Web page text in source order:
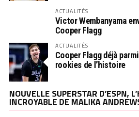
ACTUALITÉS
Victor Wembanyama
Cooper Flagg
ACTUALITÉS
Cooper Flagg déjà
rookies de l’histoire
NOUVELLE SUPERSTAR D’ESPN,
INCROYABLE DE MALIKA